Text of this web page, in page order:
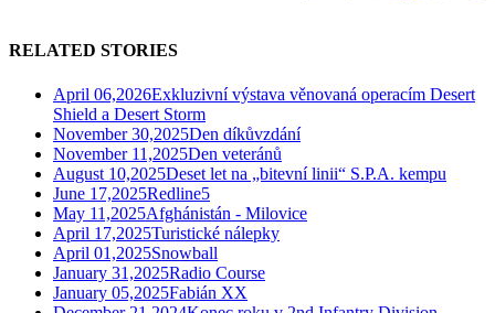
RELATED STORIES
April 06,2026Exkluzivní výstava věnovaná operacím Desert
Shield a Desert Storm
November 30,2025Den díkůvzdání
November 11,2025Den veteránů
August 10,2025Deset let na „bitevní linii“ S.P.A. kempu
June 17,2025Redline5
May 11,2025Afghánistán - Milovice
April 17,2025Turistické nálepky
April 01,2025Snowball
January 31,2025Radio Course
January 05,2025Fabián XX